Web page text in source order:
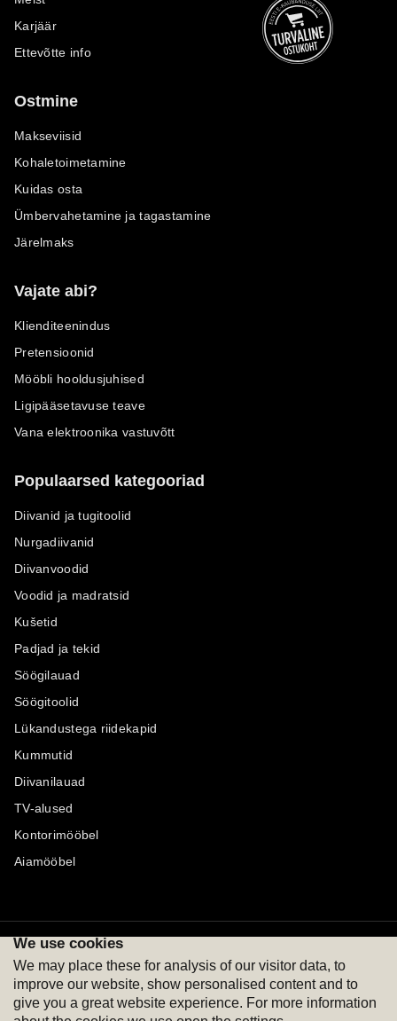
Karjäär
Ettevõtte info
Ostmine
Makseviisid
Kohaletoimetamine
Kuidas osta
Ümbervahetamine ja tagastamine
Järelmaks
Vajate abi?
Klienditeenindus
Pretensioonid
Mööbli hooldusjuhised
Ligipääsetavuse teave
Vana elektroonika vastuvõtt
Populaarsed kategooriad
Diivanid ja tugitoolid
Nurgadiivanid
Diivanvoodid
Voodid ja madratsid
Kušetid
Padjad ja tekid
Söögilauad
Söögitoolid
Lükandustega riidekapid
Kummutid
Diivanilauad
TV-alused
Kontorimööbel
Aiamööbel
Maksevõimalused
We use cookies
We may place these for analysis of our visitor data, to
improve our website, show personalised content and to
give you a great website experience. For more information